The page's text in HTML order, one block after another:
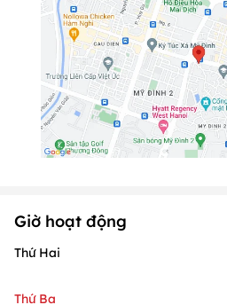
Giờ hoạt động
Thứ Hai
Thứ Ba